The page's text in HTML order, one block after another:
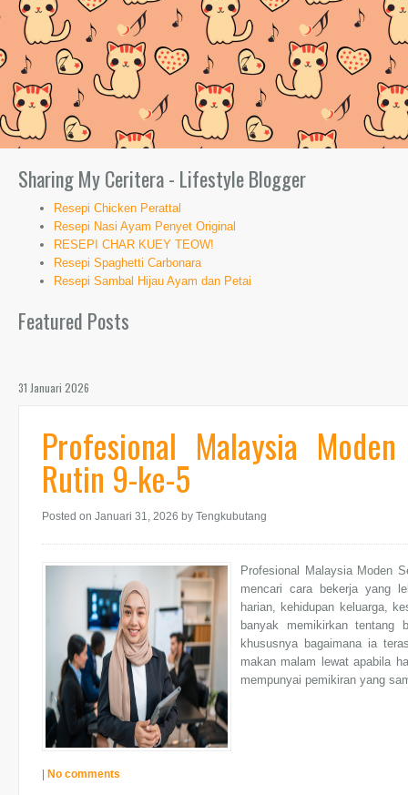
Sharing My Ceritera - Lifestyle Blogger
Resepi Chicken Perattal
Resepi Nasi Ayam Penyet Original
RESEPI CHAR KUEY TEOW!
Resepi Spaghetti Carbonara
Resepi Sambal Hijau Ayam dan Petai
Featured Posts
31 Januari 2026
Profesional Malaysia
Rutin 9-ke-5
Posted on Januari 31, 2026 by Tengkubutang
Profesional Malaysia Moden
mencari cara bekerja yang
harian, kehidupan keluarga,
banyak memikirkan tentang
khususnya bagaimana ia
makan malam lewat apabila
mempunyai pemikiran yang
No comments